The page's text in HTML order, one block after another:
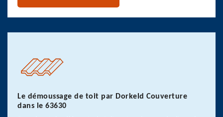
Le démoussage de toit par Dorkeld Couverture
dans le 63630